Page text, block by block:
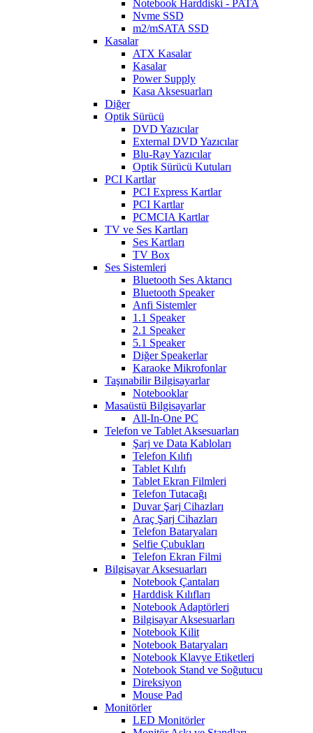
Notebook Harddiski - PATA
Nvme SSD
m2/mSATA SSD
Kasalar
ATX Kasalar
Kasalar
Power Supply
Kasa Aksesuarları
Diğer
Optik Sürücü
DVD Yazıcılar
External DVD Yazıcılar
Blu-Ray Yazıcılar
Optik Sürücü Kutuları
PCI Kartlar
PCI Express Kartlar
PCI Kartlar
PCMCIA Kartlar
TV ve Ses Kartları
Ses Kartları
TV Box
Ses Sistemleri
Bluetooth Ses Aktarıcı
Bluetooth Speaker
Anfi Sistemler
1.1 Speaker
2.1 Speaker
5.1 Speaker
Diğer Speakerlar
Karaoke Mikrofonlar
Taşınabilir Bilgisayarlar
Notebooklar
Masaüstü Bilgisayarlar
All-In-One PC
Telefon ve Tablet Aksesuarları
Şarj ve Data Kabloları
Telefon Kılıfı
Tablet Kılıfı
Tablet Ekran Filmleri
Telefon Tutacağı
Duvar Şarj Cihazları
Araç Şarj Cihazları
Telefon Bataryaları
Selfie Çubukları
Telefon Ekran Filmi
Bilgisayar Aksesuarları
Notebook Çantaları
Harddisk Kılıfları
Notebook Adaptörleri
Bilgisayar Aksesuarları
Notebook Kilit
Notebook Bataryaları
Notebook Klavye Etiketleri
Notebook Stand ve Soğutucu
Direksiyon
Mouse Pad
Monitörler
LED Monitörler